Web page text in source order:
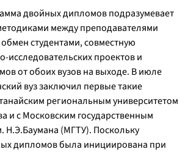
двойных дипломов подразумевает
между преподавателями
студентами, совместную
исследовательских проектов и
от обоих вузов на выходе. В июле
вуз заключил первые такие
региональным университетом
и с Московским государственным
Н.Э.Баумана (МГТУ). Поскольку
дипломов была инициирована при